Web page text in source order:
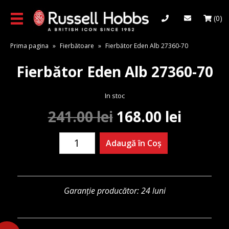
main
(0)
Prima pagina » Fierbătoare » Fierbător Eden Alb 27360-70
Fierbător Eden Alb 27360-70
In stoc
241.00lei Prețul
inițial
a
fost:
168.00 leiPrețul
Cantitate
Fierbător
70
Adaugă în Coș
Garanție producător: 24 luni